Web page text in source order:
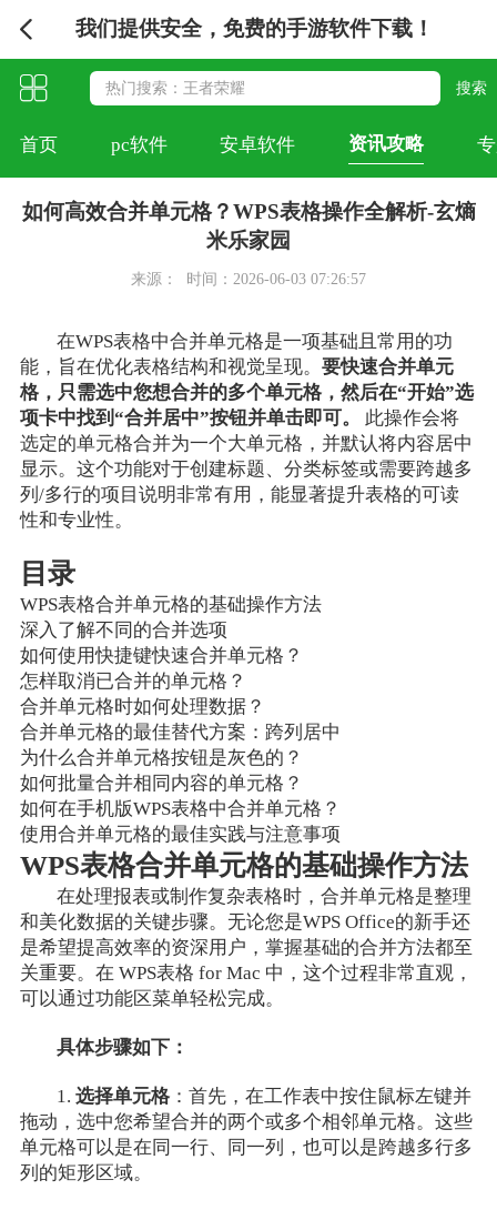
我们提供安全，免费的手游软件下载！
首页 pc软件 安卓软件 资讯攻略
如何高效合并单元格？WPS表格操作全解析-玄熵
米乐家园
来源： 时间：2026-06-03 07:26:57
在WPS表格中合并单元格是一项基础且常用的功
能，旨在优化表格结构和视觉呈现。 要快速合并单元
格，只需选中您想合并的多个单元格，然后在“开始”选
项卡中找到“合并居中”按钮并单击即可。
此操作会将
选定的单元格合并为一个大单元格，并默认将内容居中
显示。这个功能对于创建标题、分类标签或需要跨越多
列/多行的项目说明非常有用，能显著提升表格的可读
性和专业性。
目录
WPS表格合并单元格的基础操作方法
深入了解不同的合并选项
如何使用快捷键快速合并单元格？
怎样取消已合并的单元格？
合并单元格时如何处理数据？
合并单元格的最佳替代方案：跨列居中
为什么合并单元格按钮是灰色的？
如何批量合并相同内容的单元格？
如何在手机版WPS表格中合并单元格？
使用合并单元格的最佳实践与注意事项
WPS表格合并单元格的基础操作方法
在处理报表或制作复杂表格时，合并单元格是整理
和美化数据的关键步骤。无论您是WPS Office的新手还
是希望提高效率的资深用户，掌握基础的合并方法都至
关重要。在 WPS表格 for Mac 中，这个过程非常直观，
可以通过功能区菜单轻松完成。
具体步骤如下：
1.选择单元格 ：首先，在工作表中按住鼠标左键并
拖动，选中您希望合并的两个或多个相邻单元格。这些
单元格可以是在同一行、同一列，也可以是跨越多行多
列的矩形区域。